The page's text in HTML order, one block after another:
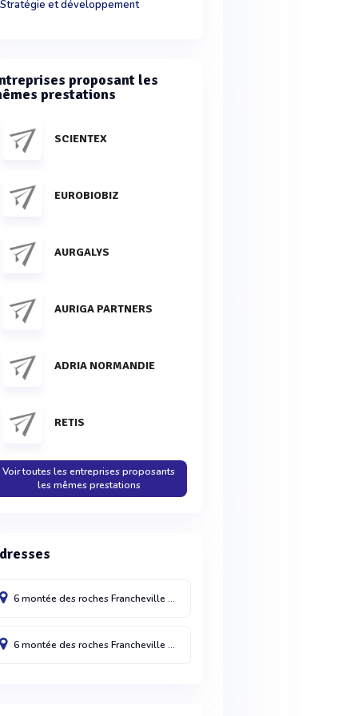
Stratégie et développement
proposant les
prestations
SCIENTEX
EUROBIOBIZ
AURGALYS
AURIGA PARTNERS
ADRIA NORMANDIE
RETIS
Voir toutes les entreprises proposants
les mêmes prestations
6 montée des rochesFrancheville 69340
6 montée des rochesFrancheville 69340